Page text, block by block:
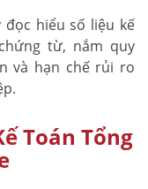
hiểu số liệu kế
từ, nắm quy
và hạn chế rủi ro
Toán Tổng